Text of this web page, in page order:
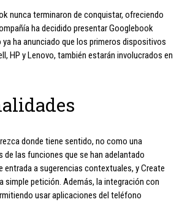
nunca terminaron de conquistar, ofreciendo
ha decidido presentar Googlebook
ha anunciado que los primeros dispositivos
HP y Lenovo, también estarán involucrados en
donde tiene sentido, no como una
de las funciones que se han adelantado
entrada a sugerencias contextuales, y Create
simple petición. Además, la integración con
usar aplicaciones del teléfono